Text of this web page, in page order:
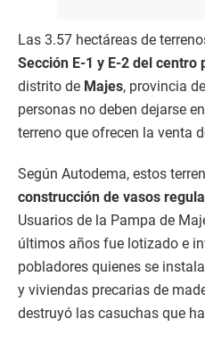
Las 3.57 hectáreas de
Sección E-1 y E-2 del centro
distrito de Majes, provincia
personas no deben dejarse
terreno que ofrecen la venta
Según Autodema, estos
construcción de vasos
Usuarios de la Pampa de
últimos años fue lotizado e
pobladores quienes se
y viviendas precarias de
destruyó las casuchas que